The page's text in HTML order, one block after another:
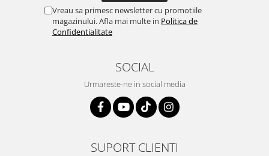
Componente PC
Desktop PC & Monitoare
Imprimante, Scanere &
Retelistica & Supraveghere
Servere, Componente & UPS
Accesorii antrenament
Vreau sa primesc newsletter cu promotiile
magazinului. Afla mai multe in Politica de
Confidentialitate
SOCIAL
Urmareste-ne in social media
SUPORT CLIENTI